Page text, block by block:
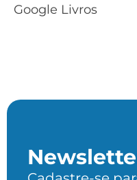
Google Livros